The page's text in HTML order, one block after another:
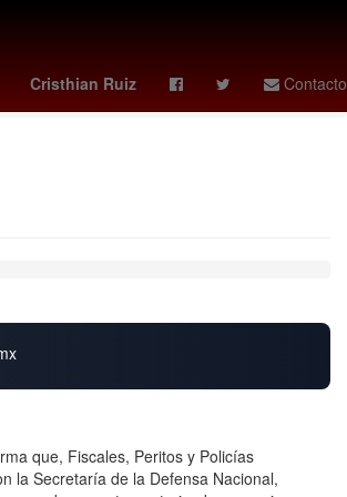
Cristhian Ruiz Contacto
vs ucv Matt Damon
mexico vs
que, Fiscales, Peritos y Policías
la Secretaría de la Defensa Nacional,